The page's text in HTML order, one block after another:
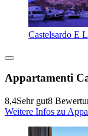
Castelsardo E
Appartamenti
8,4Sehr gut8
Weitere Infos zu